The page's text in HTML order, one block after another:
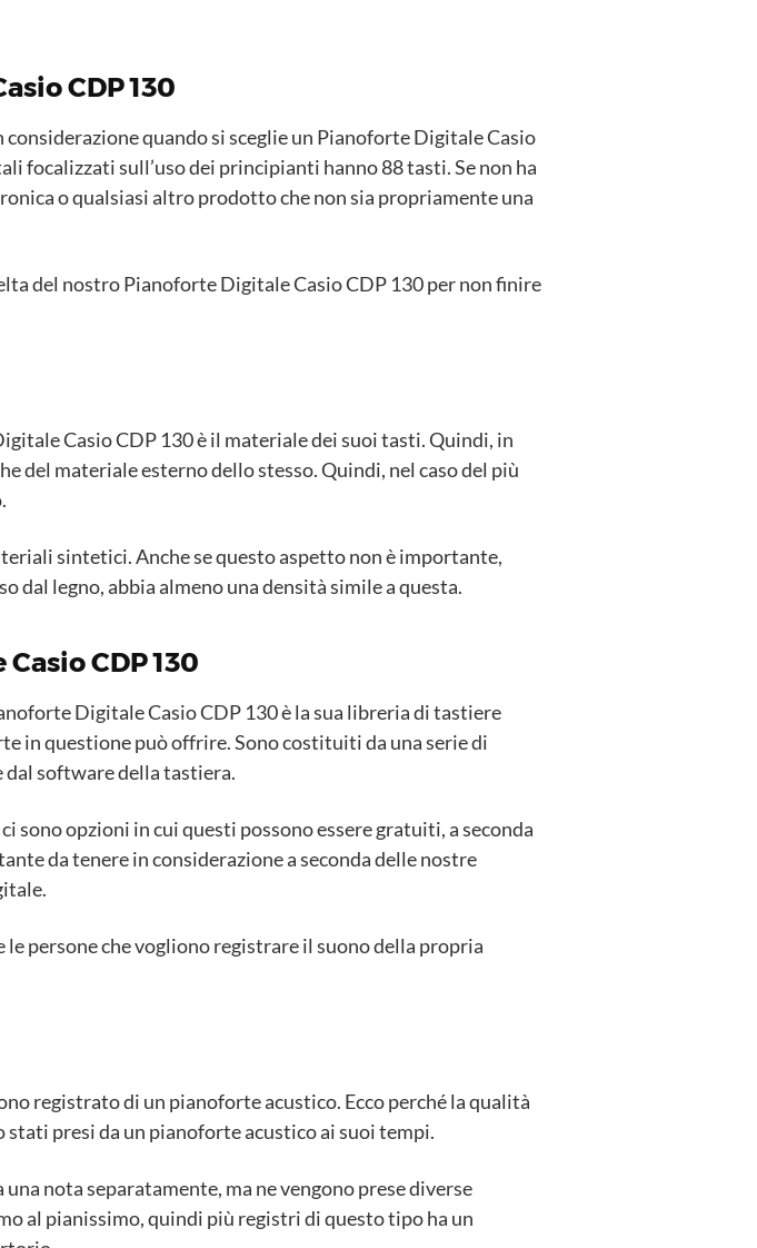
CDP 130
quando si sceglie un Pianoforte Digitale Casio
focalizzati sull’uso dei principianti hanno 88 tasti. Se non ha
o qualsiasi altro prodotto che non sia propriamente una
del nostro Pianoforte Digitale Casio CDP 130 per non finire
Casio CDP 130 è il materiale dei suoi tasti. Quindi, in
del materiale esterno dello stesso. Quindi, nel caso del più
sintetici. Anche se questo aspetto non è importante,
dal legno, abbia almeno una densità simile a questa.
CDP 130
Digitale Casio CDP 130 è la sua libreria di tastiere
in questione può offrire. Sono costituiti da una serie di
dal software della tastiera.
opzioni in cui questi possono essere gratuiti, a seconda
da tenere in considerazione a seconda delle nostre
persone che vogliono registrare il suono della propria
registrato di un pianoforte acustico. Ecco perché la qualità
presi da un pianoforte acustico ai suoi tempi.
nota separatamente, ma ne vengono prese diverse
al pianissimo, quindi più registri di questo tipo ha un